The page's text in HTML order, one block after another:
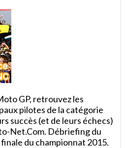
GP, retrouvez les
pilotes de la catégorie
succès (et de leurs échecs)
Net.Com. Débriefing du
du championnat 2015.